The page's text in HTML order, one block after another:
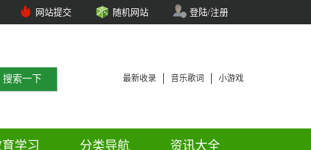
网站提交 随机网站 登陆/注册
最新收录 音乐歌词 小游戏
学习 分类导航 资讯大全